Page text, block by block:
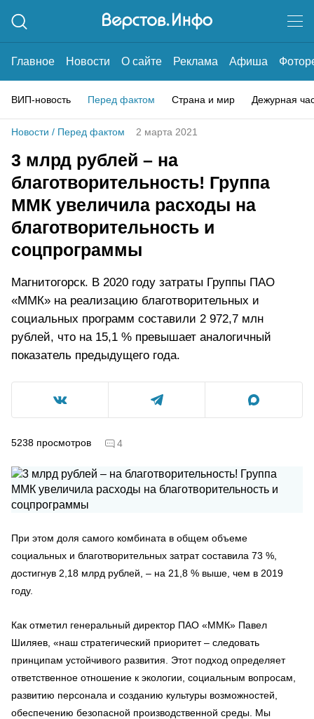
Главное Новости О сайте Реклама Афиша
ВИП-новость Перед фактом Страна и мир Дежурная
Новости / Перед фактом 2 марта 2021
3 млрд рублей – на
благотворительность! Группа
ММК увеличила расходы на
благотворительность и
соцпрограммы
Магнитогорск. В 2020 году затраты Группы ПАО
«ММК» на реализацию благотворительных и
социальных программ составили 2 972,7 млн
рублей, что на 15,1 % превышает аналогичный
показатель предыдущего года.
5238 просмотров 4
При этом доля самого комбината в общем объеме
социальных и благотворительных затрат составила 73 %,
достигнув 2,18 млрд рублей, – на 21,8 % выше, чем в 2019
году.
Как отметил генеральный директор ПАО «ММК» Павел
Шиляев, «наш стратегический приоритет – следовать
принципам устойчивого развития. Этот подход определяет
ответственное отношение к экологии, социальным вопросам,
развитию персонала и созданию культуры возможностей,
обеспечению безопасной производственной среды. Мы